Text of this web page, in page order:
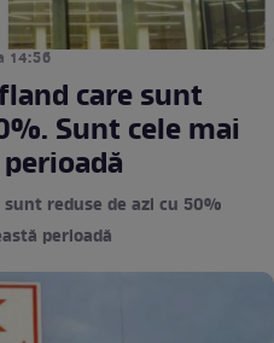
14:56
care sunt
Sunt cele mai
reduse de azi cu 50%
perioadă